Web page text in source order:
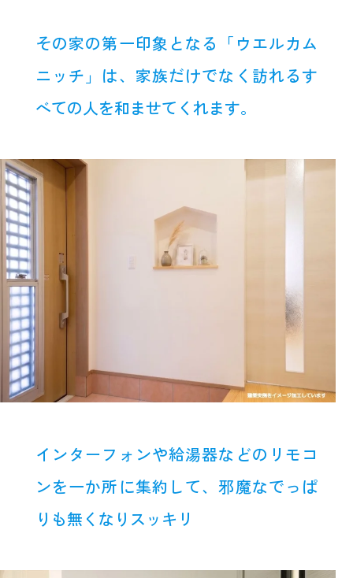
その家の第一印象となる「ウエルカム
ニッチ」は、家族だけでなく訪れるす
べての人を和ませてくれます。
インターフォンや給湯器などのリモコ
ンを一か所に集約して、邪魔なでっぱ
りも無くなりスッキリ